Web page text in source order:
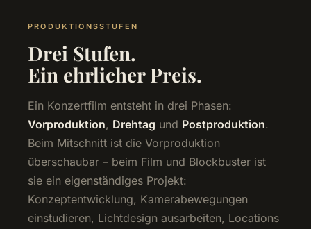
PRODUKTIONSSTUFEN
Drei Stufen.
Ein ehrlicher Preis.
Ein Konzertfilm entsteht in drei Phasen:
Vorproduktion, Drehtag und Postproduktion.
Beim Mitschnitt ist die Vorproduktion
überschaubar – beim Film und Blockbuster ist
sie ein eigenständiges Projekt:
Konzeptentwicklung, Kamerabewegungen
einstudieren, Lichtdesign ausarbeiten, Locations